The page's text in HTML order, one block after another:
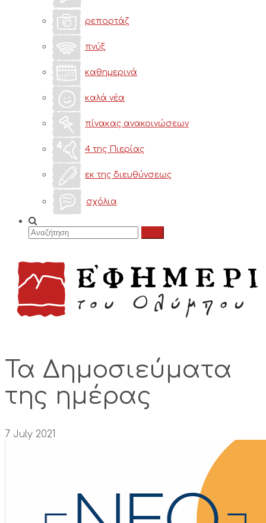
ρεπορτάζ
πνύξ
καθημερινά
καλά νέα
πίνακας ανακοινώσεων
4 της Πιερίας
εκ της διευθύνσεως
σχόλια
Τα Δημοσιεύματα
της ημέρας
7 July 2021